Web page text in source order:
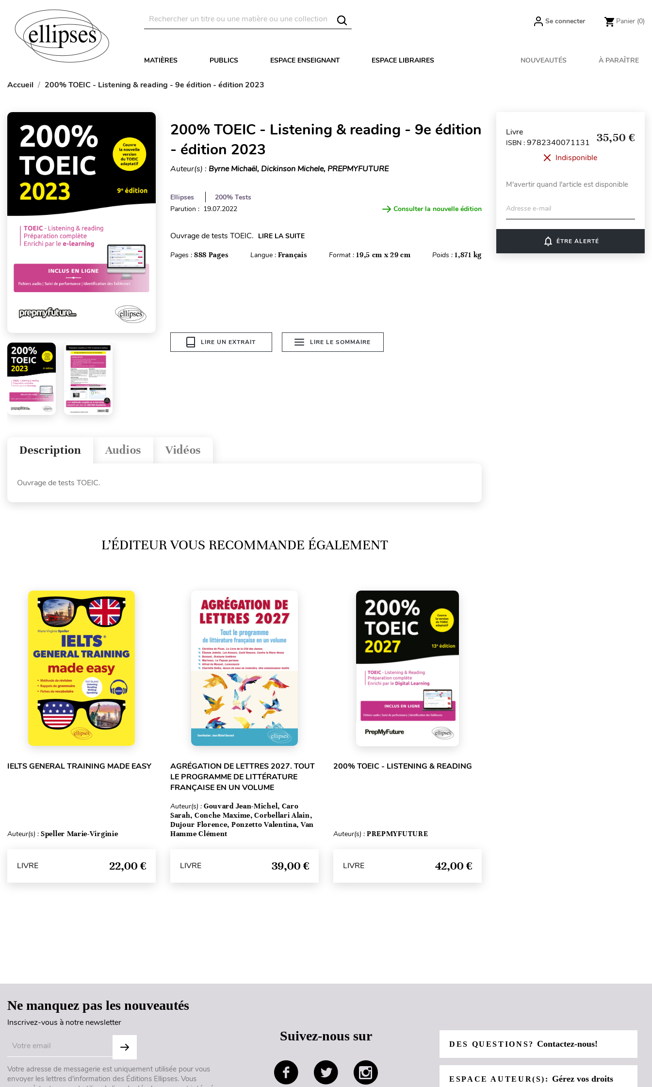
Se connecter Panier (0)
MATIÈRES PUBLICS ESPACE ENSEIGNANT ESPACE LIBRAIRES NOUVEAUTÉS À PARAÎTRE
Accueil 200% TOEIC - Listening & reading - 9e édition - édition 2023
200% TOEIC - Listening & reading - 9e édition
- édition 2023
Auteur(s) : Byrne Michaël, Dickinson Michele, PREPMYFUTURE
Ellipses
200% Tests
Parution : 19.07.2022
Consulter la nouvelle édition
Ouvrage de tests TOEIC. LIRE LA SUITE
Pages : 888 Pages Langue : Français Format :19,5 cm x 29 cm Poids :1,871 kg
LIRE UN EXTRAIT LIRE LE SOMMAIRE
Vidéos
Audios
Description
Ouvrage de tests TOEIC.
L’ÉDITEUR VOUS RECOMMANDE ÉGALEMENT
IELTS GENERAL TRAINING MADE EASY
Auteur(s) : Speller Marie-Virginie
LIVRE 22,00 €
AGRÉGATION DE LETTRES 2027. TOUT
LE PROGRAMME DE LITTÉRATURE
FRANÇAISE EN UN VOLUME
Auteur(s) : Gouvard Jean-Michel, Caro
Sarah, Conche Maxime, Corbellari Alain,
Dujour Florence, Ponzetto Valentina, Van
Hamme Clément
LIVRE 39,00 €
200% TOEIC - LISTENING & READING
Auteur(s) : PREPMYFUTURE
LIVRE 42,00 €
Livre
ISBN : 9782340071131 35,50 €
Indisponible
M'avertir quand l'article est disponible
Adresse e-mail
notifications_none ÊTRE ALERTÉ
Ne manquez pas les nouveautés
Inscrivez-vous à notre newsletter
Votre adresse de messagerie est uniquement utilisée pour vous
envoyer les lettres d'information des Éditions Ellipses. Vous
Suivez-nous sur
DES QUESTIONS?Contactez-nous!
ESPACE AUTEUR(S): Gérez vos droits